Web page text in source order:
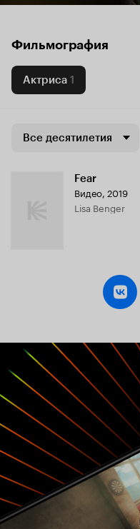
Фильмография
Актриса 1
Все десятилетия
Fear
Видео, 2019
Lisa Benger